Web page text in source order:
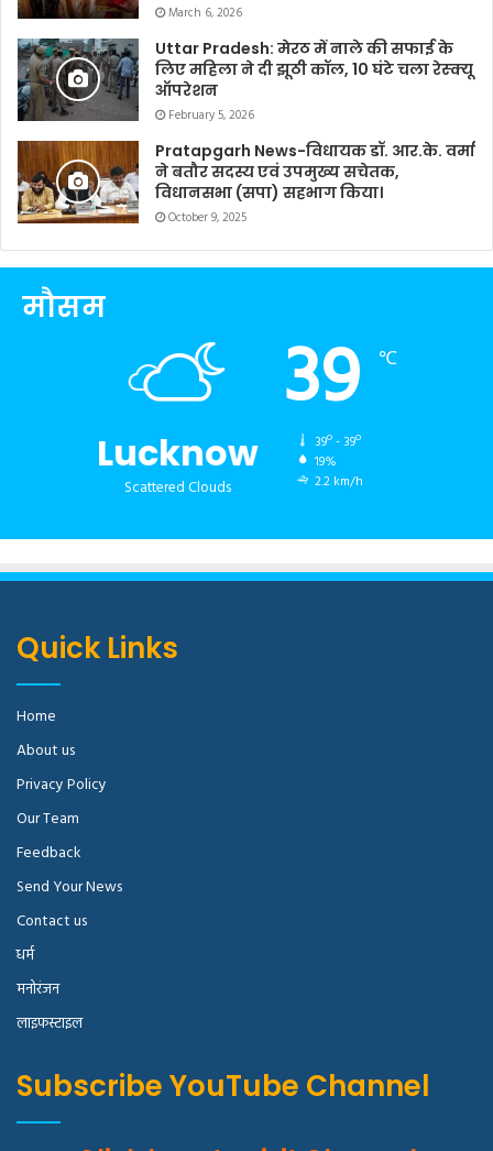
March 6, 2026
Uttar Pradesh: मेरठ में नाले की सफाई के
लिए महिला ने दी झूठी कॉल, 10 घंटे चला रेस्क्यू
ऑपरेशन
February 5, 2026
Pratapgarh News-विधायक डॉ. आर.के. वर्मा
ने बतौर सदस्य एवं उपमुख्य सचेतक,
विधानसभा (सपा) सहभाग किया।
October 9, 2025
मौसम
Lucknow
Scattered Clouds
39 ℃
39º - 39º
19%
2.2 km/h
Quick Links
Home
About us
Privacy Policy
Our Team
Feedback
Send Your News
Contact us
धर्म
मनोरंजन
लाइफस्टाइल
Subscribe YouTube Channel